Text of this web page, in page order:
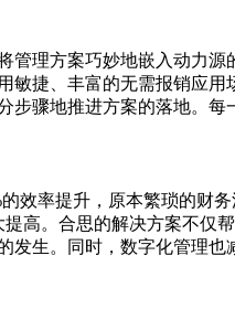
理方案巧妙地嵌入动力
捷、丰富的无需报销应
骤地推进方案的落地。每
率提升，原本繁琐的财
高。合思的解决方案不仅
生。同时，数字化管理也